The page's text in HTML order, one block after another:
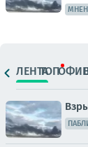
ЛЕНТАТОП